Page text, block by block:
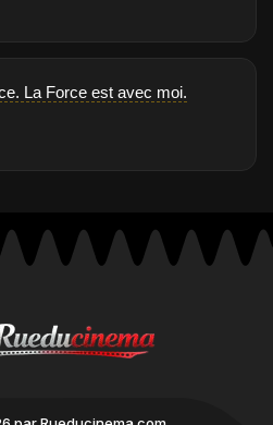
La Force est avec moi.